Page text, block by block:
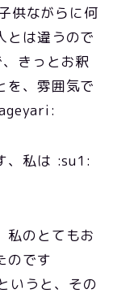
供ながらに何
とは違うので
きっとお釈
を、雰囲気で
、私は :su1:
私のとてもお
のです
いうと、その